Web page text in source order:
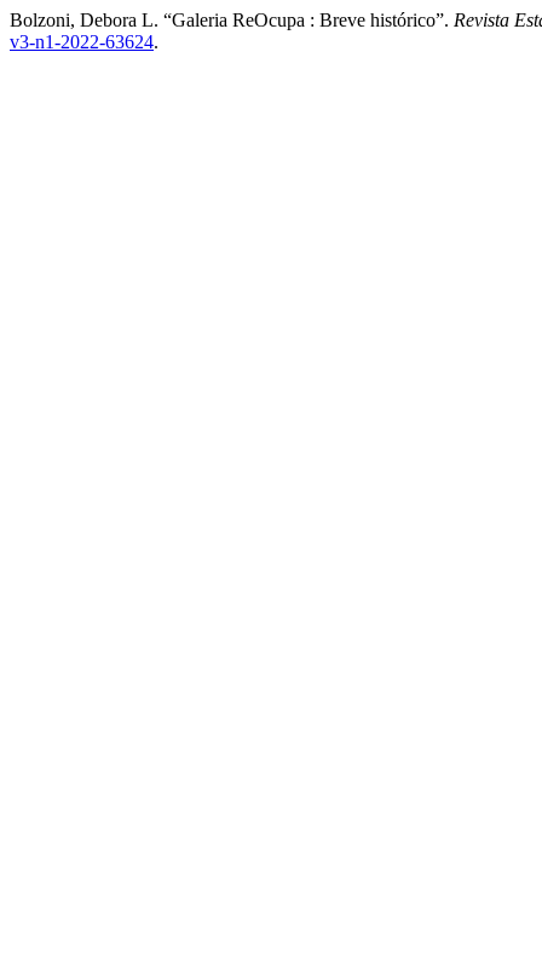
Bolzoni, Debora L. “Galeria ReOcupa : Breve histórico”. Revista
v3-n1-2022-63624.